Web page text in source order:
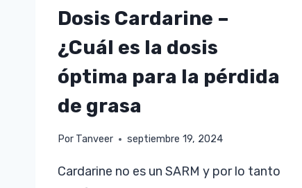
Dosis Cardarine –
¿Cuál es la dosis
óptima para la pérdida
de grasa
Por Tanveer septiembre 19, 2024
Cardarine no es un SARM y por lo tanto